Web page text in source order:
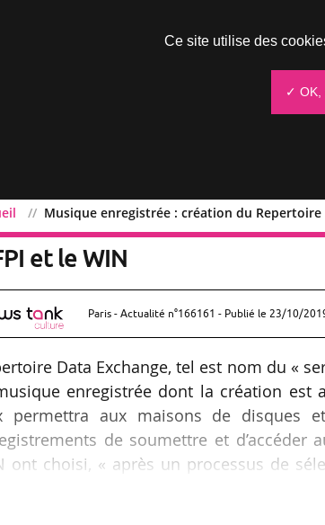
Musique enregistrée : création du Repertoire
enregistrée : création
et le WIN
Paris - Actualité n°166161 - Publié le 23/10/
Data Exchange, tel est nom du «
enregistrée dont la création est
permettra aux maisons de disques
de soumettre et d’accéder
ont choisi, « après un processus de
Ce site utilise des
✓ OK,